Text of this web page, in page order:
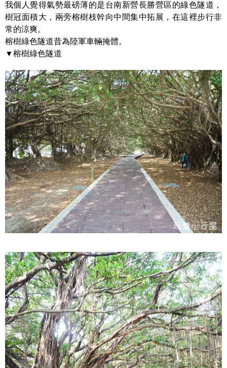
我個人覺得氣勢最磅薄的是台南新營長勝營區的綠色隧道，
樹冠面積大，兩旁榕樹枝幹向中間集中拓展，在這裡步行非
常的涼爽。
榕樹綠色隧道昔為陸軍車輛掩體。
▼榕樹綠色隧道